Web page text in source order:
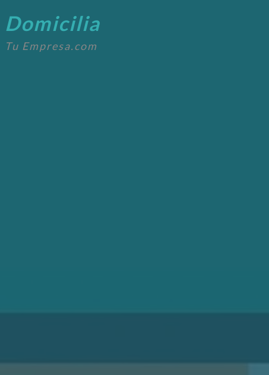
Domicilia
Tu Empresa.com